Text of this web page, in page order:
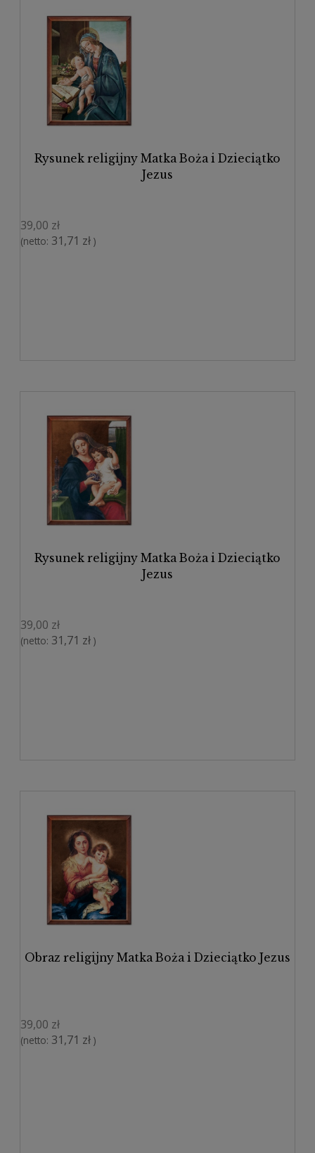
Rysunek religijny Matka Boża i Dzieciątko
Jezus
39,00 zł
(netto: 31,71 zł )
Rysunek religijny Matka Boża i Dzieciątko
Jezus
39,00 zł
(netto: 31,71 zł )
Obraz religijny Matka Boża i Dzieciątko Jezus
39,00 zł
(netto: 31,71 zł )